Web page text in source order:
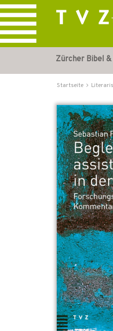
Zürcher Bibel &
Startseite